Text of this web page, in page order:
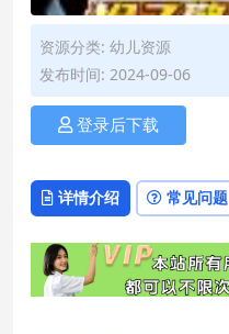
资源分类: 幼儿资源
发布时间: 2024-09-06
登录后下载
详情介绍 常见问题